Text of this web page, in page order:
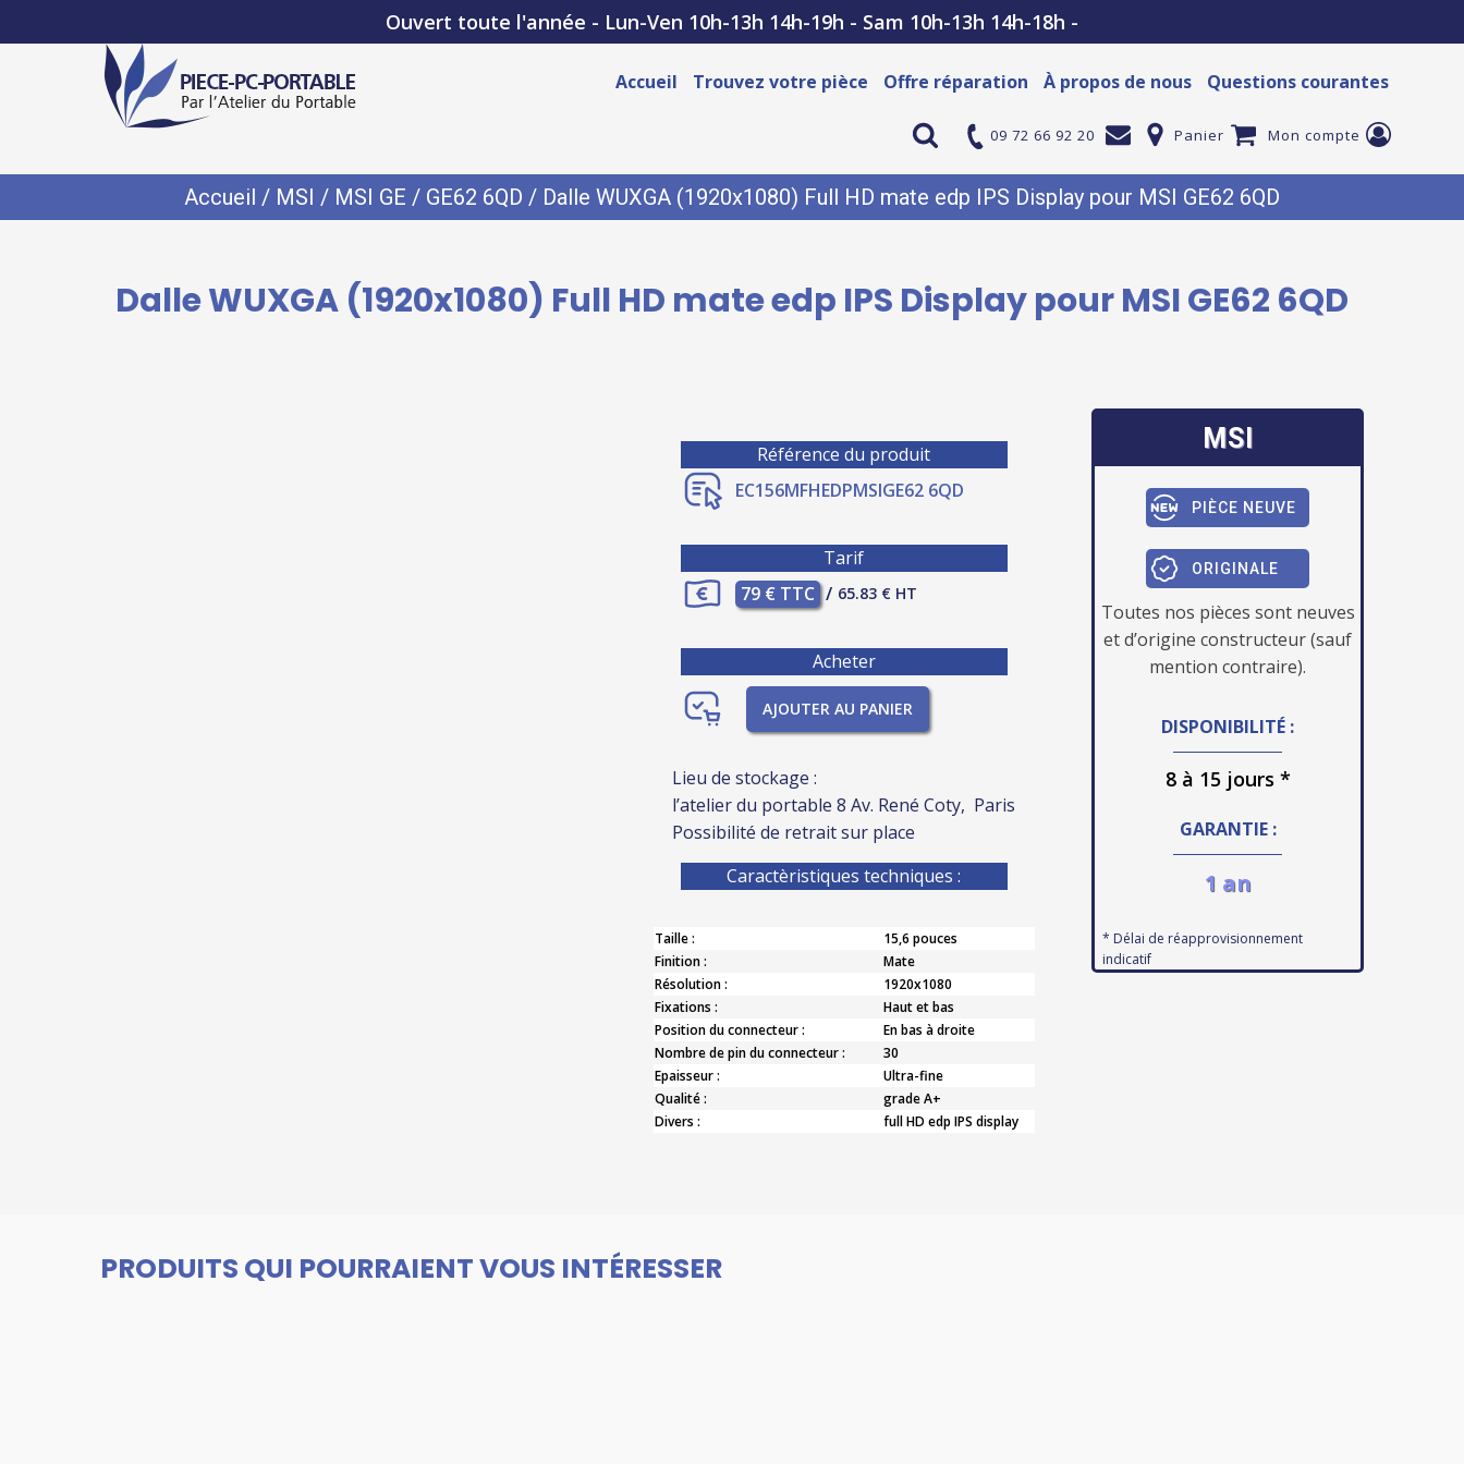
Ouvert toute l'année - Lun-Ven 10h-13h 14h-19h - Sam 10h-13h 14h-18h -
Accueil Trouvez votre pièce Offre réparation À propos de nous Questions courantes
09 72 66 92 20 Panier Mon compte
Accueil / MSI / MSI GE / GE62 6QD / Dalle WUXGA (1920x1080) Full HD mate edp IPS Display pour MSI GE62 6QD
Dalle WUXGA (1920x1080) Full HD mate edp IPS Display pour MSI GE62 6QD
Référence du produit
EC156MFHEDPMSIGE62 6QD
Tarif
79 € TTC / 65.83 € HT
Acheter
AJOUTER AU PANIER
Lieu de stockage :
l’atelier du portable 8 Av. René Coty, Paris
Possibilité de retrait sur place
Caractèristiques techniques :
Taille :
15,6 pouces
Finition :
Mate
Résolution :
1920x1080
Fixations :
Haut et bas
Position du connecteur :
En bas à droite
Nombre de pin du connecteur :
30
Epaisseur :
Ultra-fine
Qualité :
grade A+
Divers :
full HD edp IPS display
MSI
PIÈCE NEUVE
ORIGINALE
Toutes nos pièces sont neuves
et d’origine constructeur (sauf
mention contraire).
DISPONIBILITÉ :
8 à 15 jours *
GARANTIE :
1 an
* Délai de réapprovisionnement
indicatif
PRODUITS QUI POURRAIENT VOUS INTÉRESSER